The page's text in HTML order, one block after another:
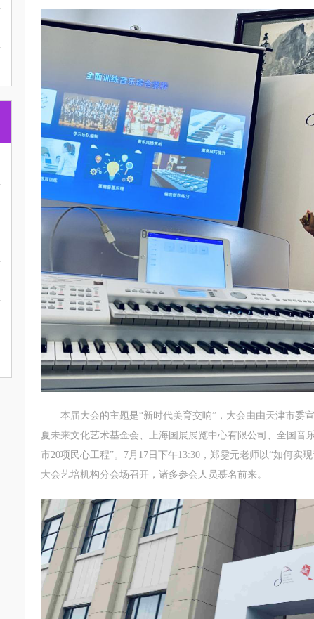
本届大会的主题是“新时代美育交响”，大会由由天津市委
夏未来文化艺术基金会、上海国展展览中心有限公司、全国音
市20项民心工程”。7月17日下午13:30，郑雯元老师以“如何实
大会艺培机构分会场召开，诸多参会人员慕名前来。